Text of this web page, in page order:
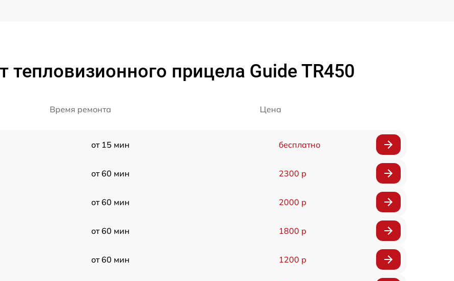
прицела Guide TR450
Время ремонта Цена
от 15 мин бесплатно
от 60 мин 2300 р
от 60 мин 2000 р
от 60 мин 1800 р
от 60 мин 1200 р